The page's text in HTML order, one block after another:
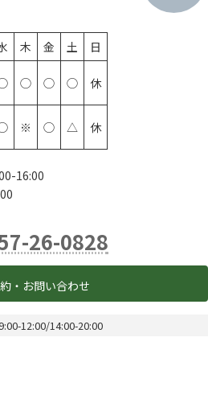
木 金 土
日
◯ ◯ ◯ 休
※ ◯ △ 休
16:00
26-0828
・お問い合わせ
12:00/14:00-20:00